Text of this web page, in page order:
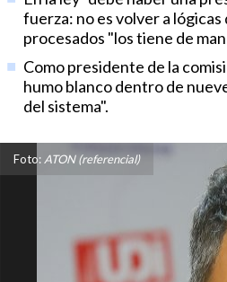
fuerza: no es volver a
procesados "los tiene de
Como presidente de la
humo blanco dentro de
del sistema".
Foto: ATON (referencial)